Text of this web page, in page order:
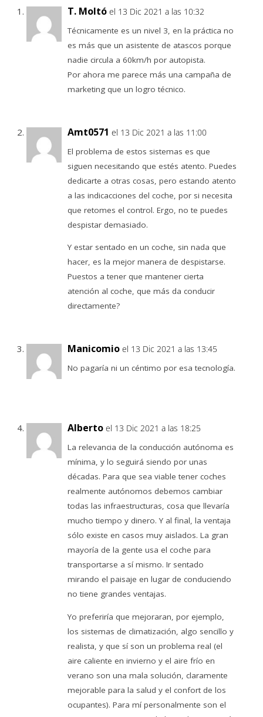
T. Moltó el 13 Dic 2021 a las 10:32
Técnicamente es un nivel 3, en la práctica no
es más que un asistente de atascos porque
nadie circula a 60km/h por autopista.
Por ahora me parece más una campaña de
marketing que un logro técnico.
Amt0571 el 13 Dic 2021 a las 11:00
El problema de estos sistemas es que
siguen necesitando que estés atento. Puedes
dedicarte a otras cosas, pero estando atento
a las indicacciones del coche, por si necesita
que retomes el control. Ergo, no te puedes
despistar demasiado.
Y estar sentado en un coche, sin nada que
hacer, es la mejor manera de despistarse.
Puestos a tener que mantener cierta
atención al coche, que más da conducir
directamente?
Manicomio el 13 Dic 2021 a las 13:45
No pagaría ni un céntimo por esa tecnología.
Alberto el 13 Dic 2021 a las 18:25
La relevancia de la conducción autónoma es
mínima, y lo seguirá siendo por unas
décadas. Para que sea viable tener coches
realmente autónomos debemos cambiar
todas las infraestructuras, cosa que llevaría
mucho tiempo y dinero. Y al final, la ventaja
sólo existe en casos muy aislados. La gran
mayoría de la gente usa el coche para
transportarse a sí mismo. Ir sentado
mirando el paisaje en lugar de conduciendo
no tiene grandes ventajas.
Yo preferiría que mejoraran, por ejemplo,
los sistemas de climatización, algo sencillo y
realista, y que sí son un problema real (el
aire caliente en invierno y el aire frío en
verano son una mala solución, claramente
mejorable para la salud y el confort de los
ocupantes). Para mí personalmente son el